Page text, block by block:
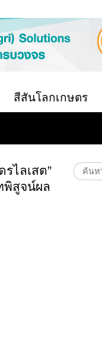
สีสันโลกเกษตร
ไลเสต”
พิสูจน์ผล
ค้นหา
สำหรับ: